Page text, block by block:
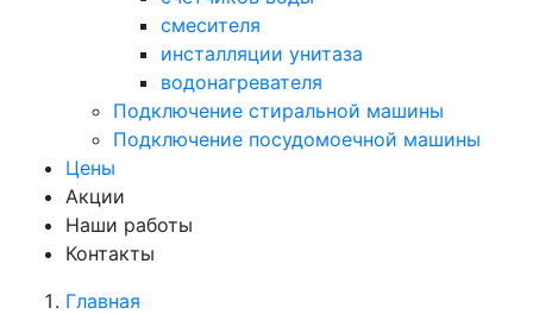
смесителя
инсталляции унитаза
водонагревателя
Подключение стиральной машины
Подключение посудомоечной машины
Цены
Акции
Наши работы
Контакты
Главная